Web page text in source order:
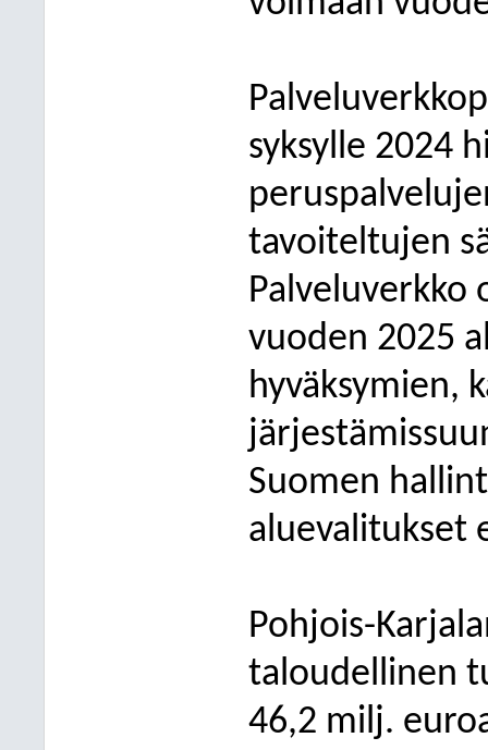
syksylle 2024
tavoiteltujen
Palveluverkko
vuoden 2025
hyväksymien,
Suomen
aluevalitukset
Pohjois-
taloudellinen
46,2 milj.